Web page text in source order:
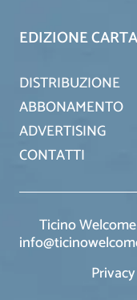
EDIZIONE
DISTRIBUZIONE
ABBONAMENTO
ADVERTISING
CONTATTI
Ticino Welcome